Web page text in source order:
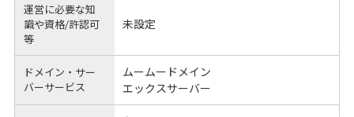
運営に必要な知
識や資格/許認可
等
未設定
ドメイン・サー
バーサービス
ムームードメイン
エックスサーバー